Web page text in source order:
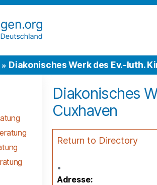
Diakonisches Werk des Ev.-luth.
Diakonisches
Cuxhaven
Return to Directory
Adresse